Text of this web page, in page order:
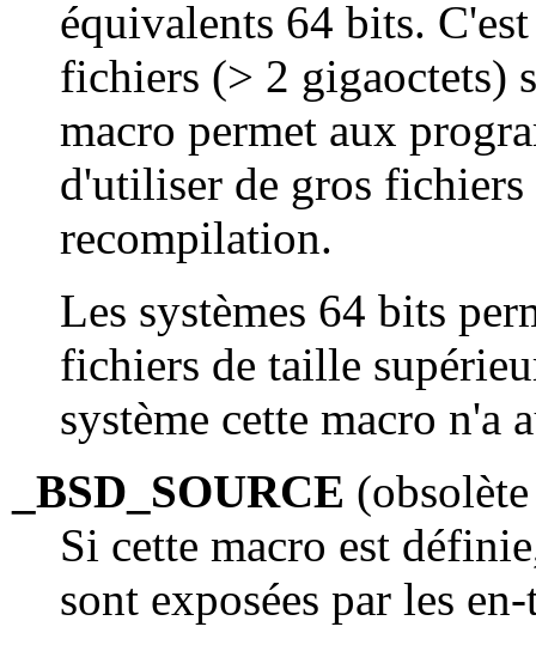
équivalents 64 bits.
fichiers (> 2 gigaoctets)
macro permet aux
d'utiliser de gros fichiers
recompilation.
Les systèmes 64 bits
fichiers de taille
système cette macro n'a
_BSD_SOURCE
Si cette macro est
sont exposées par les en-